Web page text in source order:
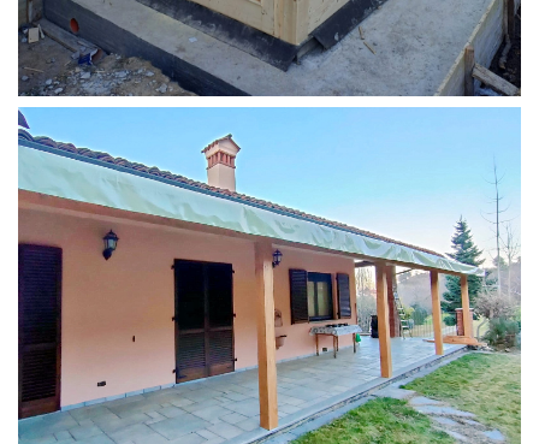
STRUTTURA ADDOSSATA PER LOCALE CALDAIA